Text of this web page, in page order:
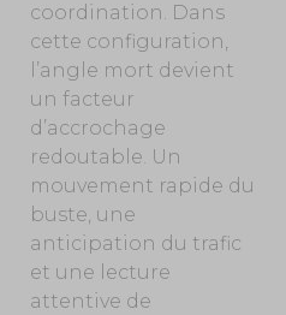
coordination. Dans
cette configuration,
l’angle mort devient
un facteur
d’accrochage
redoutable. Un
mouvement rapide du
buste, une
anticipation du trafic
et une lecture
attentive de